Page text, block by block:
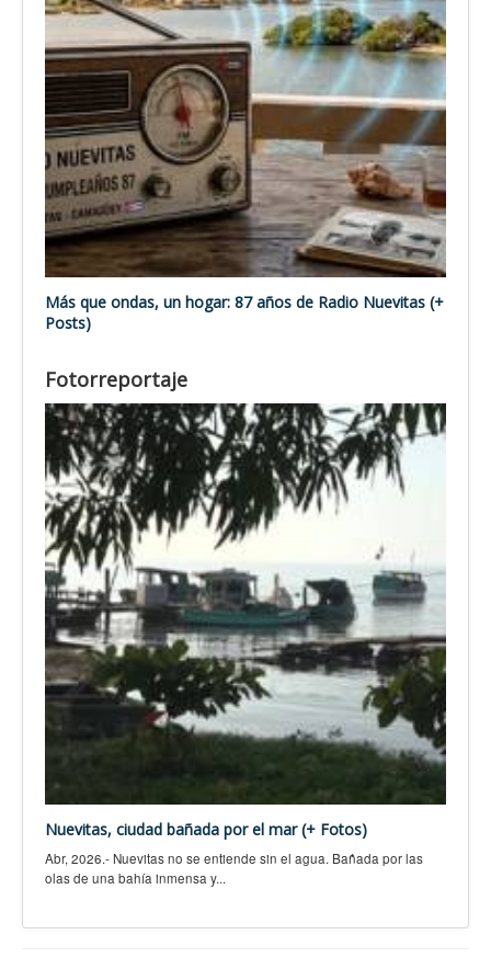
Más que ondas, un hogar: 87 años de Radio Nuevitas (+
Posts)
Fotorreportaje
Nuevitas, ciudad bañada por el mar (+ Fotos)
Abr, 2026.- Nuevitas no se entiende sin el agua. Bañada por las
olas de una bahía inmensa y...